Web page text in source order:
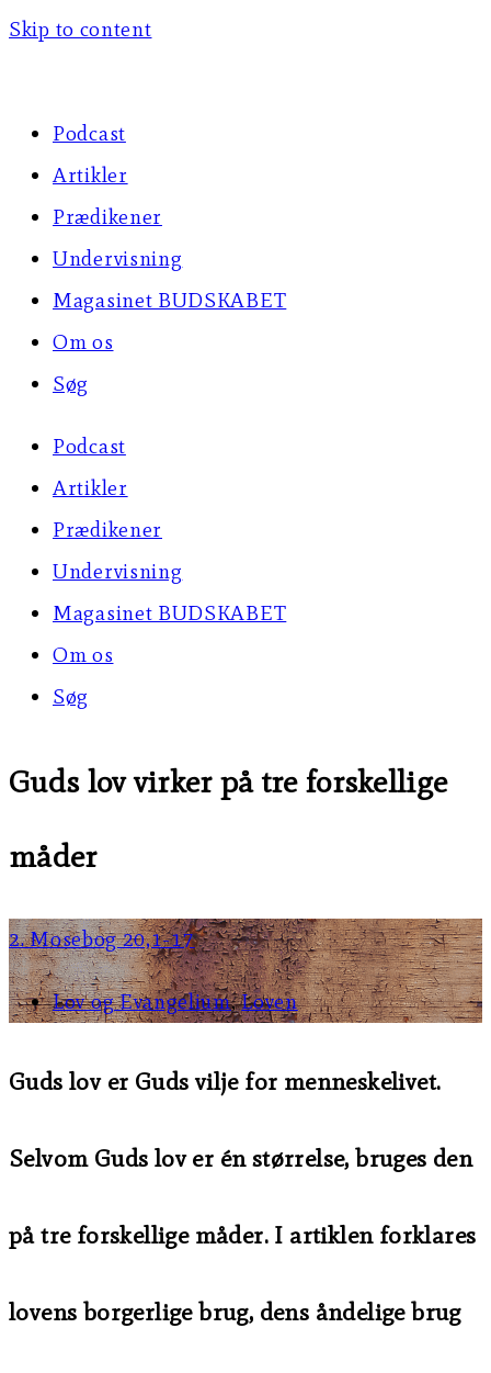
Skip to content
Podcast
Artikler
Prædikener
Undervisning
Magasinet BUDSKABET
Om os
Søg
Podcast
Artikler
Prædikener
Undervisning
Magasinet BUDSKABET
Om os
Søg
Guds lov virker på tre forskellige
måder
2. Mosebog 20,1-17
Lov og Evangelium,Loven
Guds lov er Guds vilje for menneskelivet.
Selvom Guds lov er én størrelse, bruges den
på tre forskellige måder. I artiklen forklares
lovens borgerlige brug, dens åndelige brug